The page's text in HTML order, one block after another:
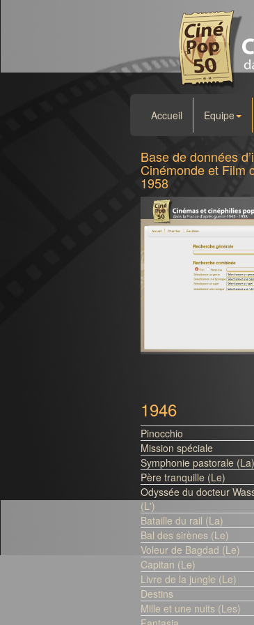
Accueil Equipe
Base de données
Cinémonde et Film
1958
1946
Pinocchio
Mission spéciale
Symphonie pastorale (La)
Père tranquille (Le)
Odyssée du docteur
(L')
Bataille du rail (La)
Bal des sirènes (Le)
Voleur de Bagdad (Le)
Capitan (Le)
Livre de la jungle (Le)
Destins
Mille et une nuits (Les)